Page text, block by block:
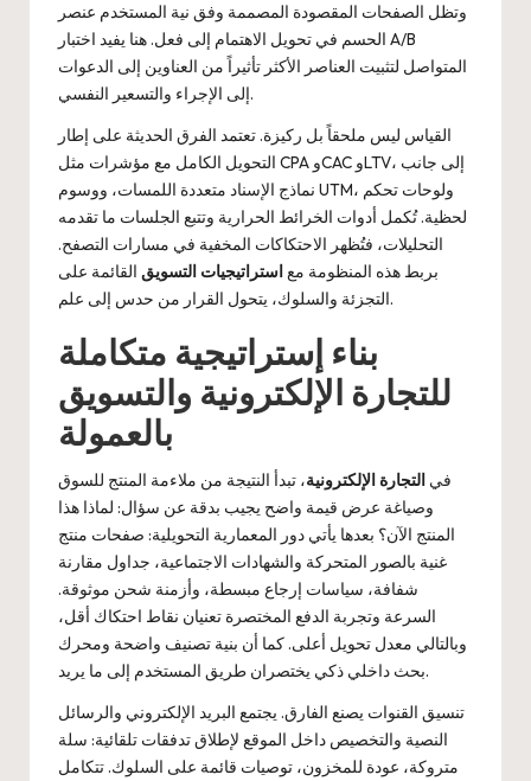
وتظل الصفحات المقصودة المصممة وفق نية المستخدم عنصر
الحسم في تحويل الاهتمام إلى فعل. هنا يفيد اختبار A/B
المتواصل لتثبيت العناصر الأكثر تأثيراً من العناوين إلى الدعوات
إلى الإجراء والتسعير النفسي.
القياس ليس ملحقاً بل ركيزة. تعتمد الفرق الحديثة على إطار
التحويل الكامل مع مؤشرات مثل CPA وCAC وLTV، إلى جانب
نماذج الإسناد متعددة اللمسات، ووسوم UTM، ولوحات تحكم
لحظية. تُكمل أدوات الخرائط الحرارية وتتبع الجلسات ما تقدمه
التحليلات، فتُظهر الاحتكاكات المخفية في مسارات التصفح.
بربط هذه المنظومة معاستراتيجيات التسويق القائمة على
التجزئة والسلوك، يتحول القرار من حدس إلى علم.
بناء إستراتيجية متكاملة
للتجارة الإلكترونية والتسويق
بالعمولة
في التجارة الإلكترونية، تبدأ النتيجة من ملاءمة المنتج للسوق
وصياغة عرض قيمة واضح يجيب بدقة عن سؤال: لماذا هذا
المنتج الآن؟ بعدها يأتي دور المعمارية التحويلية: صفحات منتج
غنية بالصور المتحركة والشهادات الاجتماعية، جداول مقارنة
شفافة، سياسات إرجاع مبسطة، وأزمنة شحن موثوقة.
السرعة وتجربة الدفع المختصرة تعنيان نقاط احتكاك أقل،
وبالتالي معدل تحويل أعلى. كما أن بنية تصنيف واضحة ومحرك
بحث داخلي ذكي يختصران طريق المستخدم إلى ما يريد.
تنسيق القنوات يصنع الفارق. يجتمع البريد الإلكتروني والرسائل
النصية والتخصيص داخل الموقع لإطلاق تدفقات تلقائية: سلة
متروكة، عودة للمخزون، توصيات قائمة على السلوك. تتكامل